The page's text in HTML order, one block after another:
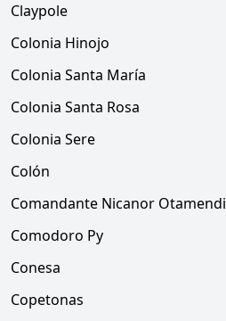
Claypole
Colonia Hinojo
Colonia Santa María
Colonia Santa Rosa
Colonia Sere
Colón
Comandante Nicanor Otamendi
Comodoro Py
Conesa
Copetonas